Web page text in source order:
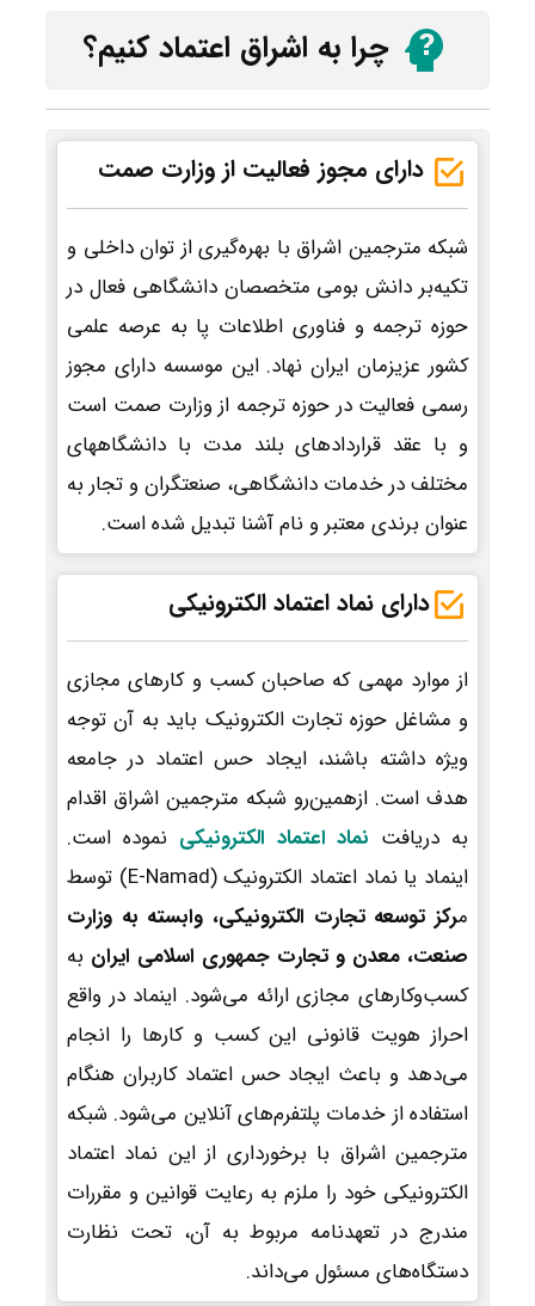
چرا به اشراق اعتماد کنیم؟
دارای مجوز فعالیت از وزارت صمت
شبکه مترجمین اشراق با بهره‌گیری از توان داخلی و
تکیه‌بر دانش بومی متخصصان دانشگاهی فعال در
حوزه ترجمه و فناوری اطلاعات پا به عرصه علمی
کشور عزیزمان ایران نهاد. این موسسه دارای مجوز
رسمی فعالیت در حوزه ترجمه از وزارت صمت است
و با عقد قراردادهای بلند مدت با دانشگاههای
مختلف در خدمات دانشگاهی، صنعتگران و تجار به
عنوان برندی معتبر و نام آشنا تبدیل شده است.
دارای نماد اعتماد الکترونیکی
از موارد مهمی که صاحبان کسب و کارهای مجازی
و مشاغل حوزه تجارت الکترونیک باید به آن توجه
ویژه داشته باشند، ایجاد حس اعتماد در جامعه
هدف است. ازهمین‌رو شبکه مترجمین اشراق اقدام
به دریافت نماد اعتماد الکترونیکی نموده است.
اینماد یا نماد اعتماد الکترونیک (E-Namad) توسط
مرکز توسعه تجارت الکترونیکی، وابسته به وزارت
صنعت، معدن و تجارت جمهوری اسلامی ایران به
کسب‌وکارهای مجازی ارائه می‌شود. اینماد در واقع
احراز هویت قانونی این کسب و کارها را انجام
می‌دهد و باعث ایجاد حس اعتماد کاربران هنگام
استفاده از خدمات پلتفرم‌های آنلاین می‌شود. شبکه
مترجمین اشراق با برخورداری از این نماد اعتماد
الکترونیکی خود را ملزم به رعایت قوانین و مقررات
مندرج در تعهدنامه مربوط به آن، تحت نظارت
دستگاه‌های مسئول می‌داند.